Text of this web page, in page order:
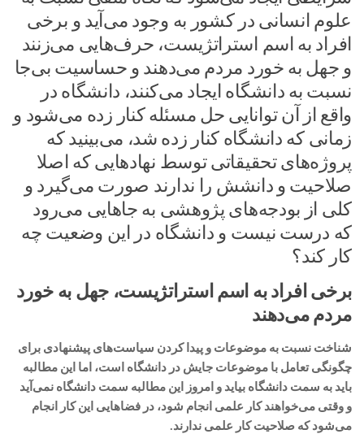
علوم انسانی در کشور به وجود می‌آید و برخی
افراد به اسم استراتژیست، حرف‌هایی می‌زنند
و جهل به خورد مردم می‌دهند و حساسیت بی‌جا
نسبت به دانشگاه ایجاد می‌کنند، دانشگاه در
واقع از آن توانایی حل مسئله کنار زده می‌شود و
زمانی که دانشگاه کنار زده شد، می‌بینید که
پروژه‌های تحقیقاتی توسط نهادهایی که اصلا
صلاحیت و دانشش را ندارند صورت می‌گیرد و
کلی از بودجه‌های پژوهشی به جاهایی می‌رود
که درست نیست و دانشگاه در این وضعیت چه
کار کند؟
برخی افراد به اسم استراتژیست، جهل به خورد
مردم می‌دهند
شناخت نسبت به موضوعات و پیدا کردن سیاست‌های پیشنهادی برای
چگونگی تعامل با موضوعات جایش در دانشگاه است، اما این مطالبه
باید به سمت دانشگاه بیاید و امروز این مطالبه سمت دانشگاه نمی‌آید
و وقتی می‌خواهند کار علمی انجام شود، در فضاهایی این کار انجام
می‌شود که صلاحیت کار علمی ندارند.